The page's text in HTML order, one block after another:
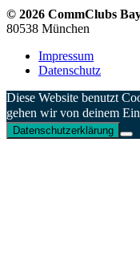
© 2026 CommClubs
80538 München
Impressum
Datenschutz
Diese Website benutzt
gehen wir von deinem
Datenschutzerklärung